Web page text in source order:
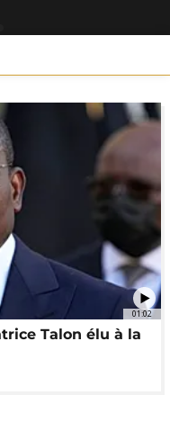
01:02
Talon élu à la